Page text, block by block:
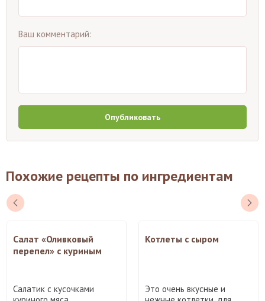
Ваш комментарий:
Опубликовать
Похожие рецепты по ингредиентам
Салат «Оливковый
перепел» с куриным
Салатик с кусочками
Котлеты с сыром
Это очень вкусные и